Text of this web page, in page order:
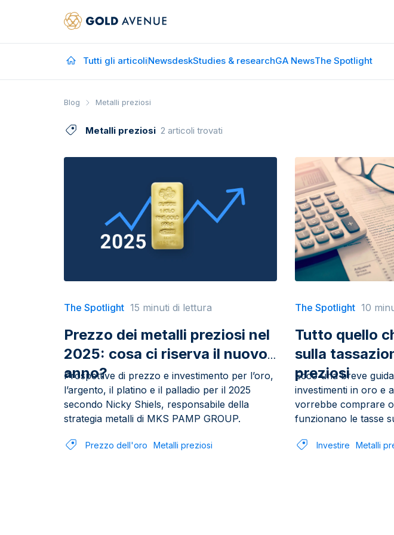
Tutti gli articoliNewsdeskStudies & researchGA NewsThe Spotlight
Blog Metalli preziosi
Metalli preziosi 2 articoli trovati
The Spotlight 15 minuti di lettura
Prezzo dei metalli preziosi nel
2025: cosa ci riserva il nuovo
anno?
Prospettive di prezzo e investimento per l’oro,
l’argento, il platino e il palladio per il 2025
secondo Nicky Shiels, responsabile della
strategia metalli di MKS PAMP GROUP.
Prezzo dell'oro Metalli preziosi
The Spotlight 10
Tutto quello
sulla
preziosi
Ecco una breve
investimenti in oro e
vorrebbe comprare
funzionano le tasse
Investire Metalli